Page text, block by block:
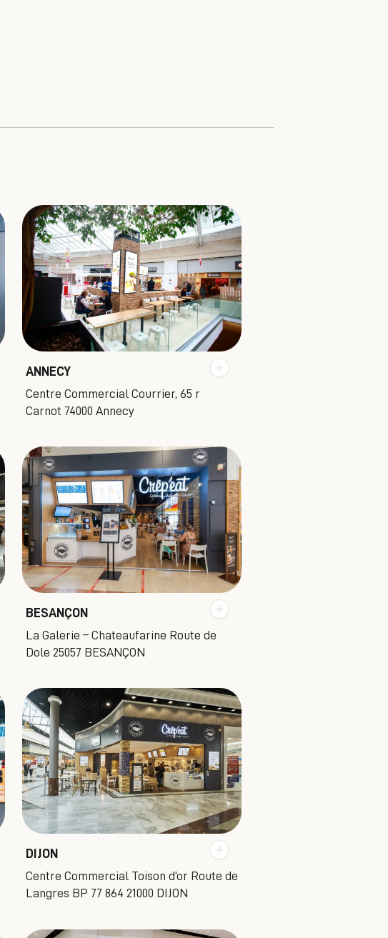
ANNECY
Centre Commercial Courrier, 65 r
Carnot 74000 Annecy
BESANÇON
La Galerie – Chateaufarine Route de
Dole 25057 BESANÇON
DIJON
Centre Commercial Toison d’or Route de
Langres BP 77 864 21000 DIJON